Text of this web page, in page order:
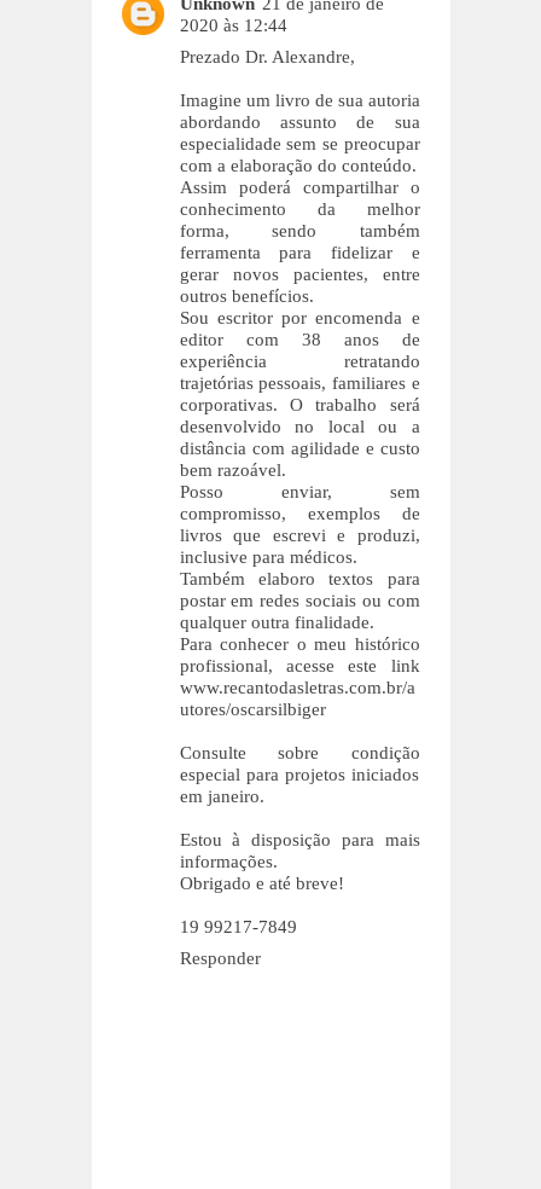
2020 às 12:44
Prezado Dr. Alexandre,
Imagine um livro de sua autoria
abordando assunto de sua
especialidade sem se preocupar
com a elaboração do conteúdo.
Assim poderá compartilhar o
conhecimento da melhor
forma, sendo também
ferramenta para fidelizar e
gerar novos pacientes, entre
outros benefícios.
Sou escritor por encomenda e
editor com 38 anos de
experiência retratando
trajetórias pessoais, familiares e
corporativas. O trabalho será
desenvolvido no local ou a
distância com agilidade e custo
bem razoável.
Posso enviar, sem
compromisso, exemplos de
livros que escrevi e produzi,
inclusive para médicos.
Também elaboro textos para
postar em redes sociais ou com
qualquer outra finalidade.
Para conhecer o meu histórico
profissional, acesse este link
www.recantodasletras.com.br/a
utores/oscarsilbiger
Consulte sobre condição
especial para projetos iniciados
em janeiro.
Estou à disposição para mais
informações.
Obrigado e até breve!
19 99217-7849
Responder